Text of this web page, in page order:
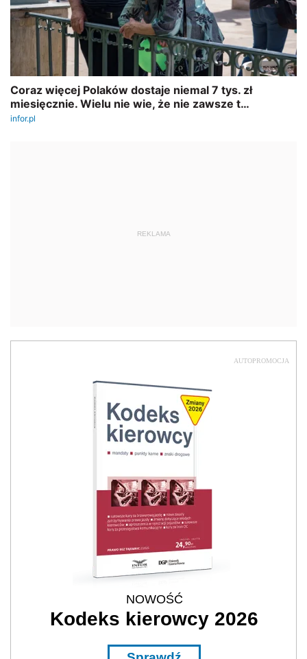
REKLAMA
AUTOPROMOCJA
NOWOŚĆ
Kodeks kierowcy 2026